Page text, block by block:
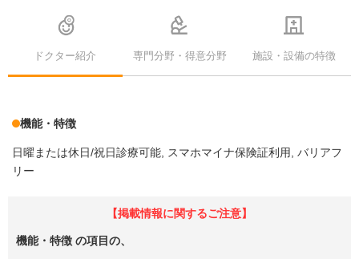
ドクター紹介 専門分野・得意分野 施設・設備の特徴
機能・特徴
日曜または休日/祝日診療可能 スマホマイナ保険証利用
バリアフ
リー
【掲載情報に関するご注意】
機能・特徴 の項目の、